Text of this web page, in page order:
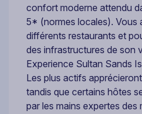
confort moderne attendu
5* (normes locales). Vous
différents restaurants et
des infrastructures de son
Experience Sultan Sands
Les plus actifs
tandis que certains hôtes
par les mains expertes